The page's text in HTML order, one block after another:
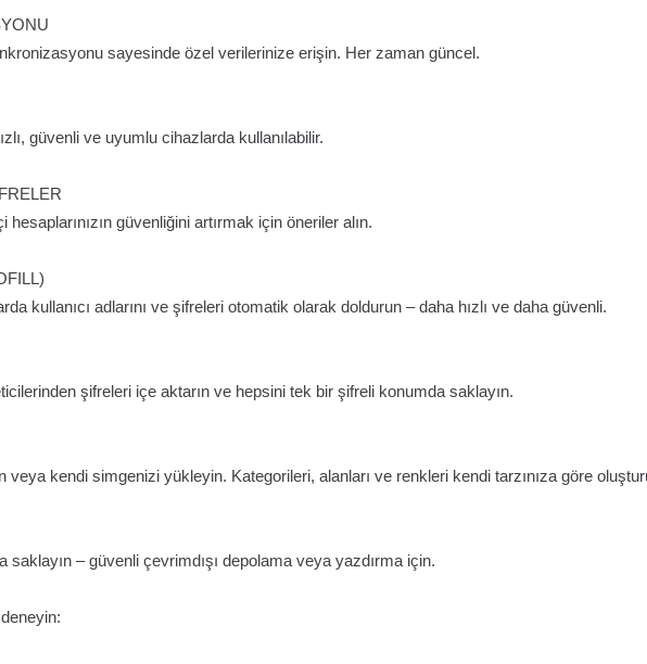
sayesinde özel verilerinize erişin. Her zaman güncel.
güvenli ve uyumlu cihazlarda kullanılabilir.
güvenliğini artırmak için öneriler alın.
kullanıcı adlarını ve şifreleri otomatik olarak doldurun – daha hızlı ve daha güvenli.
şifreleri içe aktarın ve hepsini tek bir şifreli konumda saklayın.
veya kendi simgenizi yükleyin. Kategorileri, alanları ve renkleri kendi tarzınıza göre
saklayın – güvenli çevrimdışı depolama veya yazdırma için.